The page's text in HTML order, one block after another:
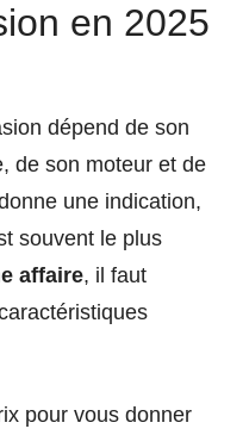
en 2025
dépend de son
de son moteur et de
une indication,
souvent le plus
affaire, il faut
pour vous donner